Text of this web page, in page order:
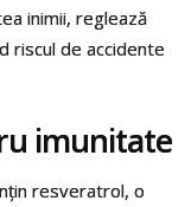
inimii, reglează
riscul de accidente
imunitate
resveratrol, o